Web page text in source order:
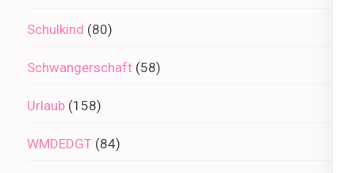
Schulkind (80)
Schwangerschaft (58)
Urlaub (158)
WMDEDGT (84)